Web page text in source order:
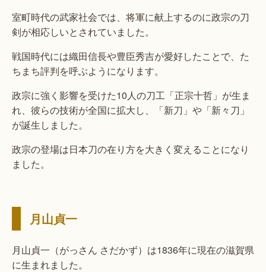
室町時代の武家社会では、将軍に献上するのに政宗の刀
剣が相応しいとされていました。
戦国時代には織田信長や豊臣秀吉が愛好したことで、た
ちまち評判を呼ぶようになります。
政宗に強く影響を受けた10人の刀工「正宗十哲」が生ま
れ、彼らの技術が全国に拡大し、「新刀」や「新々刀」
が誕生しました。
政宗の登場は日本刀の在り方を大きく変えることになり
ました。
月山貞一
月山貞一（がっさん さだかず）は1836年に現在の滋賀県
に生まれました。